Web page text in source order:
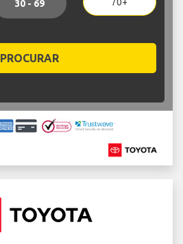
30 - 69
PROCURAR